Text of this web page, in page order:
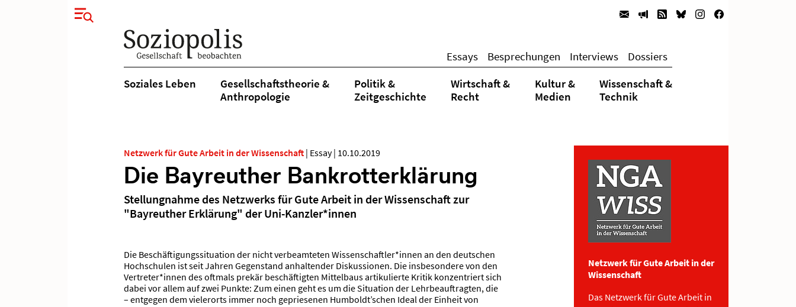
Essays Besprechungen Interviews
Dossiers
Soziales Leben
Gesellschaftstheorie &
Anthropologie
Politik &
Zeitgeschichte
Wirtschaft &
Recht
Kultur &
Medien
Wissenschaft &
Technik
Netzwerk für Gute Arbeit in der Wissenschaft | Essay| 10.10.2019
Die Bayreuther Bankrotterklärung
Stellungnahme des Netzwerks für Gute Arbeit in der Wissenschaft zur
"Bayreuther Erklärung" der Uni-Kanzler*innen
Die Beschäftigungssituation der nicht verbeamteten Wissenschaftler*innen an den deutschen
Hochschulen ist seit Jahren Gegenstand anhaltender Diskussionen. Die insbesondere von den
Vertreter*innen des oftmals prekär beschäftigten Mittelbaus artikulierte Kritik konzentriert sich
dabei vor allem auf zwei Punkte: Zum einen geht es um die Situation der Lehrbeauftragten, die
– entgegen dem vielerorts immer noch gepriesenen Humboldt’schen Ideal der Einheit von
Netzwerk für Gute Arbeit in der
Wissenschaft
Das Netzwerk für Gute Arbeit in